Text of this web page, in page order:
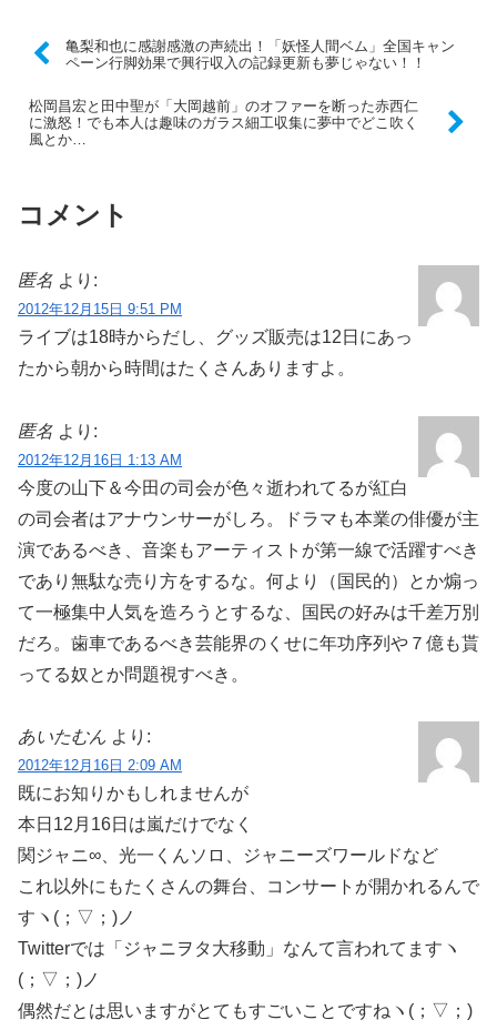
亀梨和也に感謝感激の声続出！「妖怪人間ベム」全国キャン
ペーン行脚効果で興行収入の記録更新も夢じゃない！！
松岡昌宏と田中聖が「大岡越前」のオファーを断った赤西仁
に激怒！でも本人は趣味のガラス細工収集に夢中でどこ吹く
風とか…
コメント
匿名 より:
2012年12月15日 9:51 PM
ライブは18時からだし、グッズ販売は12日にあっ
たから朝から時間はたくさんありますよ。
匿名 より:
2012年12月16日 1:13 AM
今度の山下＆今田の司会が色々逝われてるが紅白
の司会者はアナウンサーがしろ。ドラマも本業の俳優が主
演であるべき、音楽もアーティストが第一線で活躍すべき
であり無駄な売り方をするな。何より（国民的）とか煽っ
て一極集中人気を造ろうとするな、国民の好みは千差万別
だろ。歯車であるべき芸能界のくせに年功序列や７億も貰
ってる奴とか問題視すべき。
あいたむん より:
2012年12月16日 2:09 AM
既にお知りかもしれませんが
本日12月16日は嵐だけでなく
関ジャニ∞、光一くんソロ、ジャニーズワールドなど
これ以外にもたくさんの舞台、コンサートが開かれるんで
すヽ(；▽；)ノ
Twitterでは「ジャニヲタ大移動」なんて言われてますヽ
(；▽；)ノ
偶然だとは思いますがとてもすごいことですねヽ(；▽；)